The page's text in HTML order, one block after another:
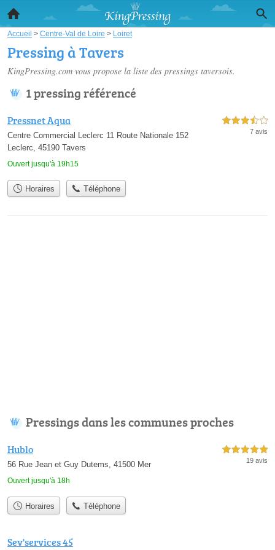
Accueil > Centre-Val de Loire > Loiret
Pressing à Tavers
KingPressing.com vous propose la liste des pressings taversois.
1 pressing référencé
Pressnet Aqua
Centre Commercial Leclerc 11 Route Nationale 152
Leclerc, 45190 Tavers
Ouvert jusqu'à 19h15
3,5 étoiles sur 5
7 avis
Horaires Téléphone
Pressings dans les communes proches
Hublo
56 Rue Jean et Guy Dutems, 41500 Mer
Ouvert jusqu'à 18h
5,0 étoiles sur 5
19 avis
Horaires Téléphone
Sev'services 45